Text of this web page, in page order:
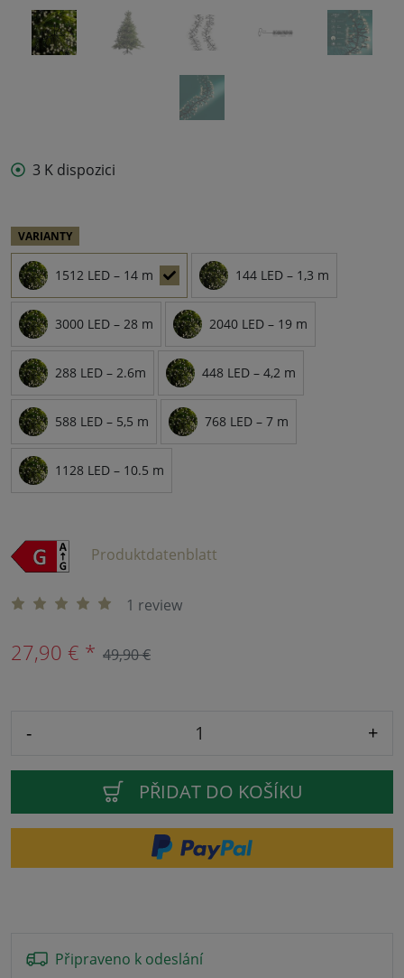
3 K dispozici
VARIANTY
1512 LED – 14 m 144 LED – 1,3 m
3000 LED – 28 m 2040 LED – 19 m
288 LED – 2.6m 448 LED – 4,2 m
588 LED – 5,5 m 768 LED – 7 m
1128 LED – 10.5 m
Produktdatenblatt
1 review
27,90 € * 49,90 €
- +
PŘIDAT DO KOŠÍKU
Připraveno k odeslání